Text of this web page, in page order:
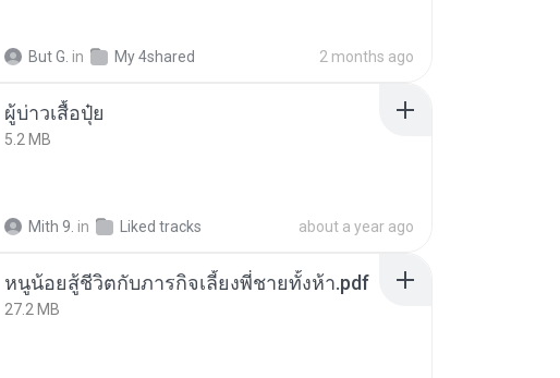
But G. in My 4shared 2 months ago
ผู้บ่าวเสื้อปุ๋ย
5.2 MB
Mith 9. in Liked tracks about a year ago
หนูน้อยสู้ชีวิตกับภารกิจเลี้ยงพี่ชายทั้งห้า.pdf
27.2 MB